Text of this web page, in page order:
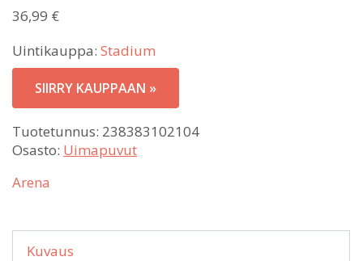
36,99 €
Uintikauppa: Stadium
SIIRRY KAUPPAAN »
Tuotetunnus: 238383102104
Osasto: Uimapuvut
Arena
Kuvaus